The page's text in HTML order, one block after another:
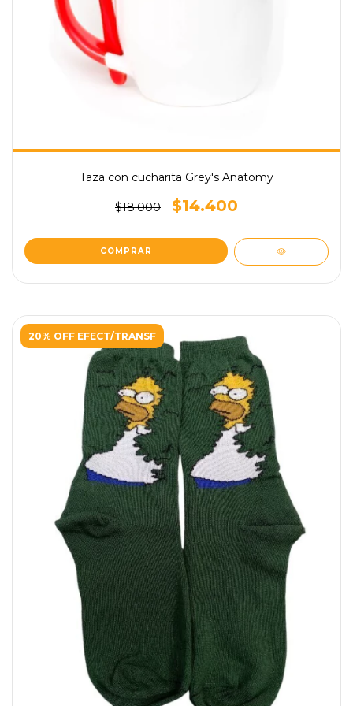
Taza con cucharita Grey's Anatomy
$18.000 $14.400
20% OFF EFECT/TRANSF